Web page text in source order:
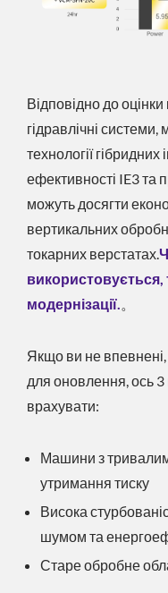
Відповідно до
гідравлічні
технології гібридних
ефективності IE3 та
можуть досягти
вертикальних
токарних верстатах.
модернізації.。
Якщо ви не
для оновлення, ось 3
врахувати:
Машини з
утримання тиску
Висока
шумом та
Старе обробне